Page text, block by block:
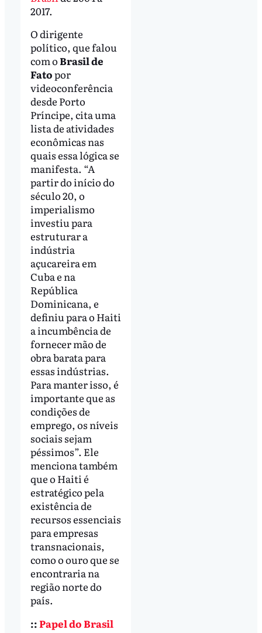
2017.
O dirigente
político, que falou
com oBrasil de
Fatopor
videoconferência
desde Porto
Príncipe, cita uma
lista de atividades
econômicas nas
quais essa lógica se
manifesta. “A
partir do início do
século 20, o
imperialismo
investiu para
estruturar a
indústria
açucareira em
Cuba e na
República
Dominicana, e
definiu para o Haiti
a incumbência de
fornecer mão de
obra barata para
essas indústrias.
Para manter isso, é
importante que as
condições de
emprego, os níveis
sociais sejam
péssimos”. Ele
menciona também
que o Haiti é
estratégico pela
existência de
recursos essenciais
para empresas
transnacionais,
como o ouro que se
encontraria na
região norte do
país.
::Papel do Brasil